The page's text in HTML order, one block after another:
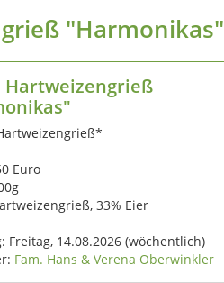
"Harmonikas"
Hartweizengrieß
Euro
33% Eier
Freitag, 14.08.2026 (wöchentlich)
Fam. Hans & Verena Oberwinkler